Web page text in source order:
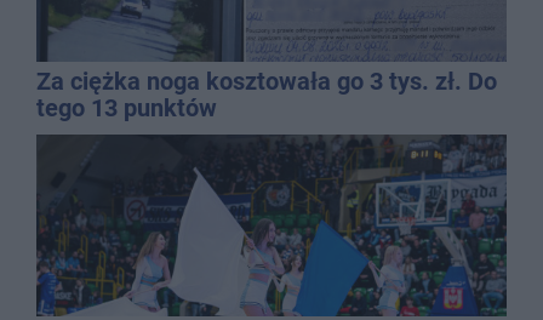
Za ciężka noga kosztowała go 3 tys. zł. Do
tego 13 punktów